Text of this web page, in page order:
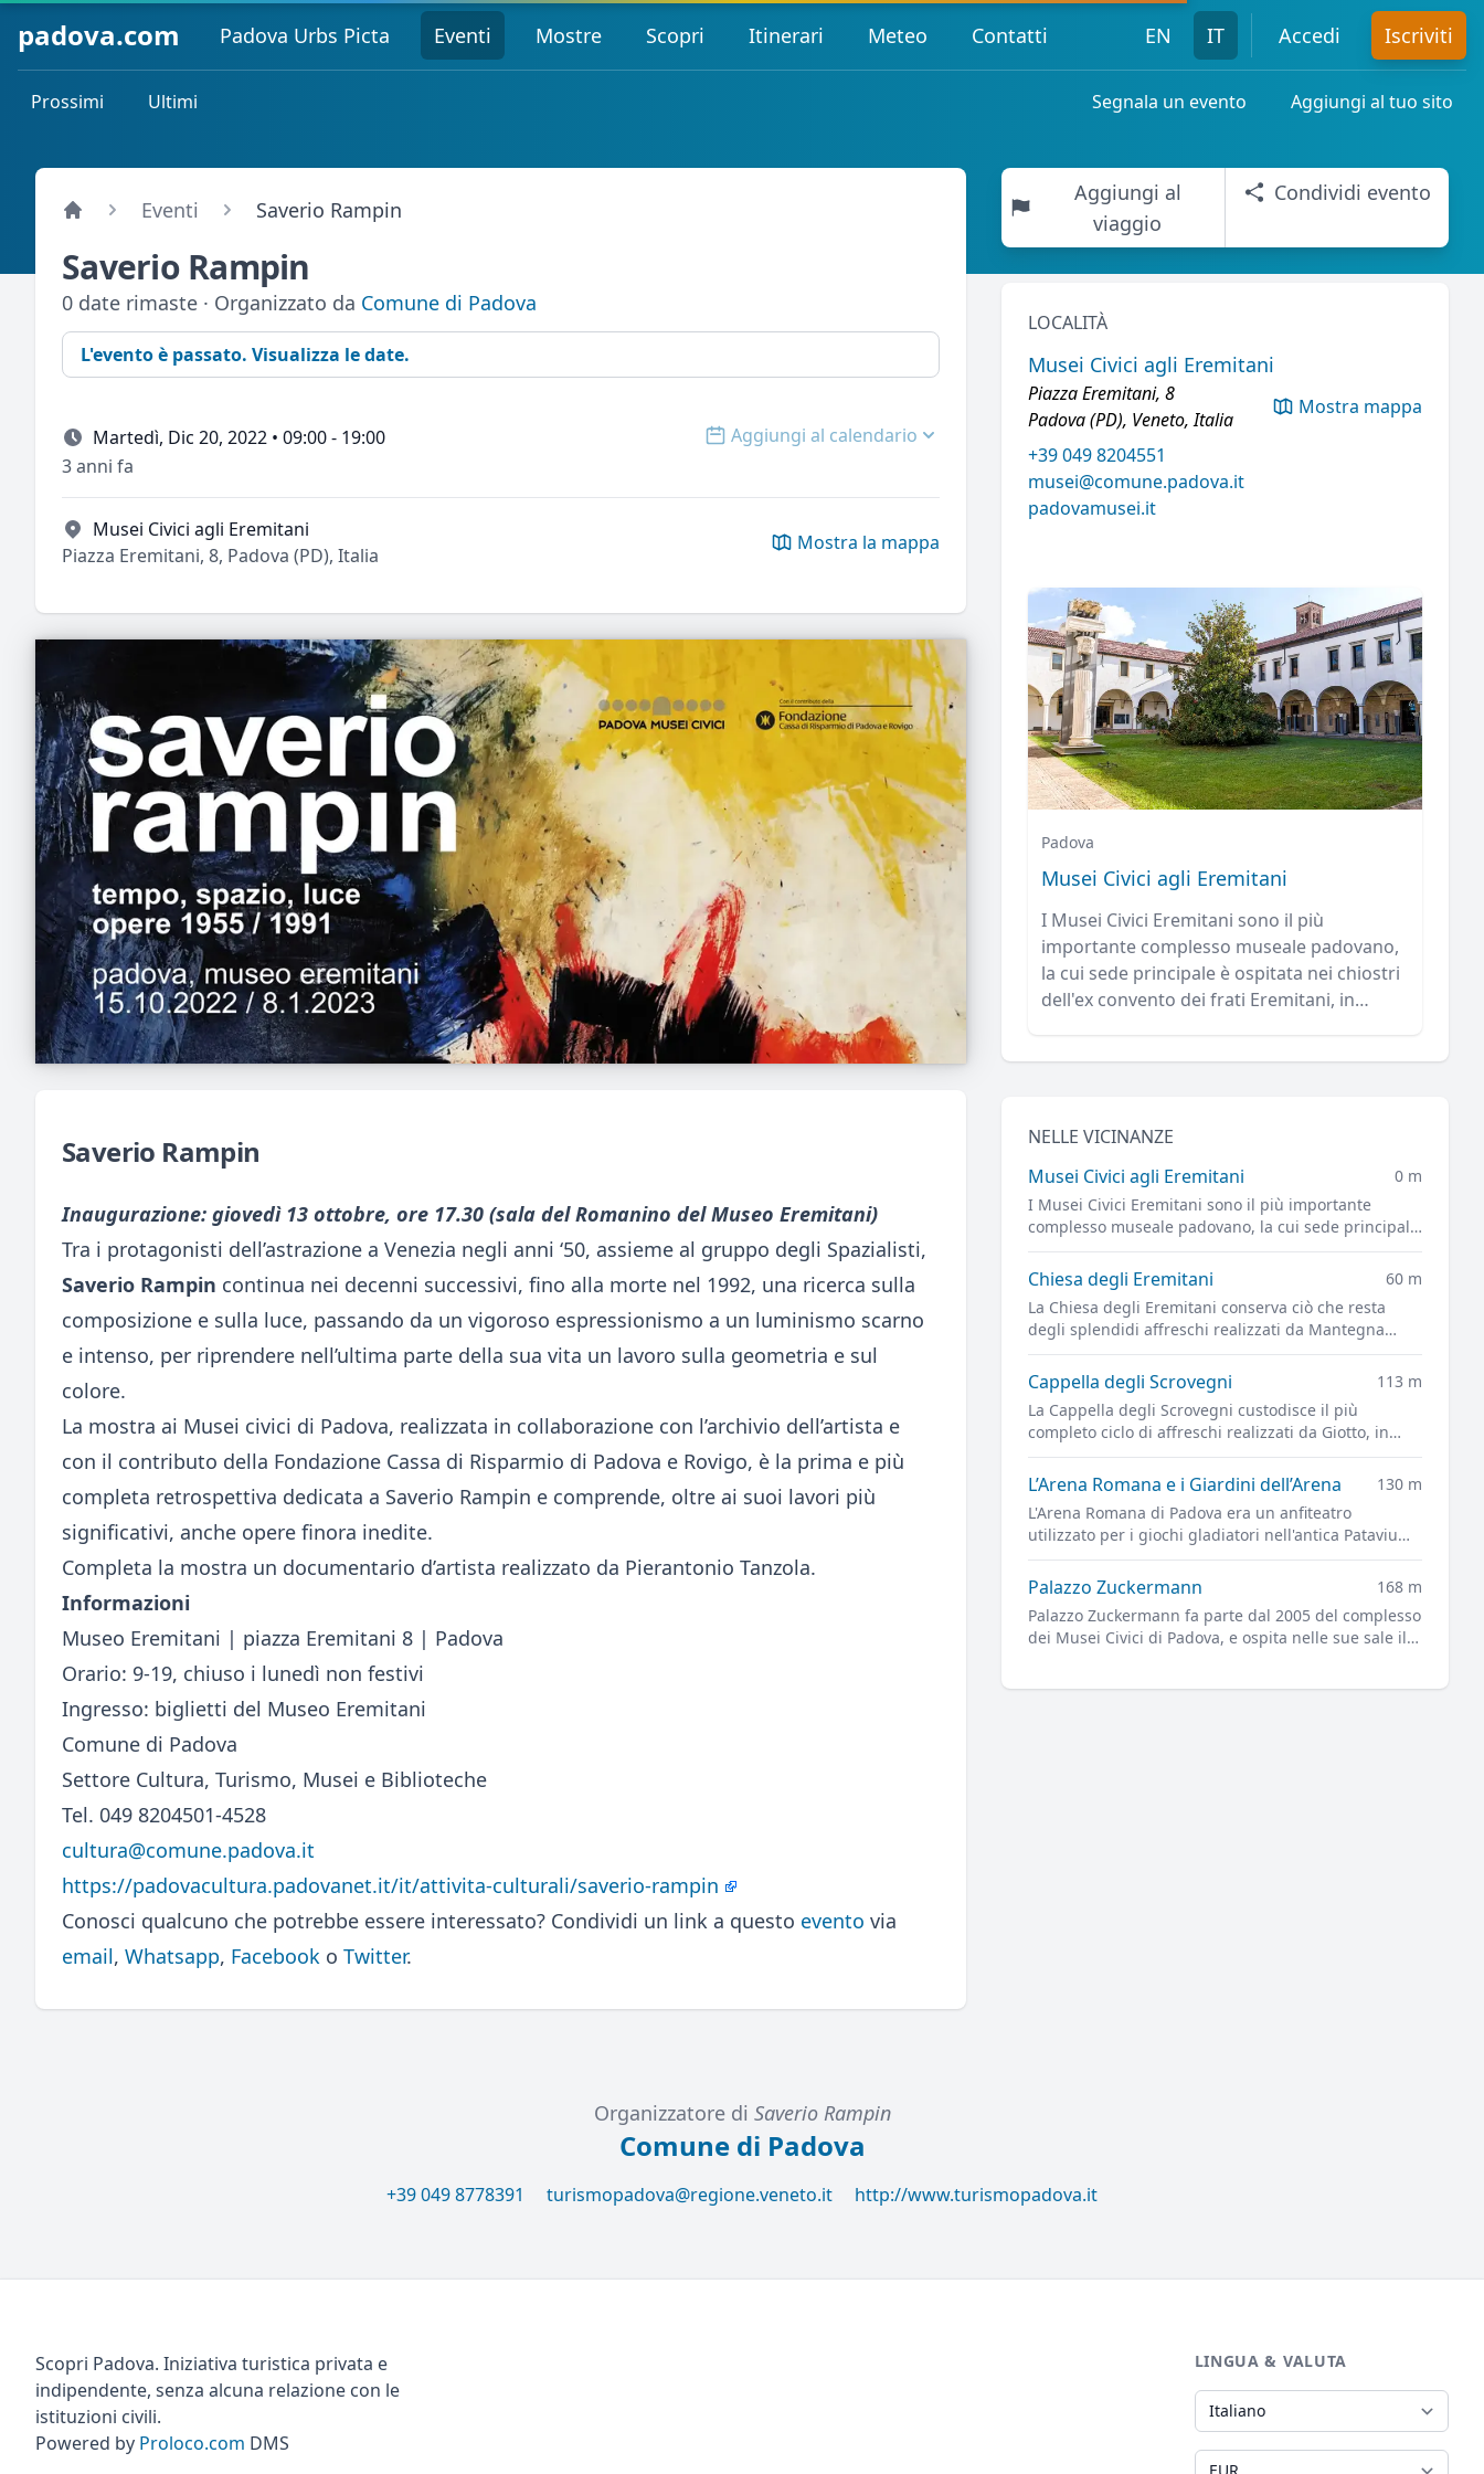
padova.com Padova Urbs Picta Eventi Mostre Scopri Itinerari Meteo Contatti EN IT Accedi Iscriviti
Prossimi Ultimi Segnala un evento Aggiungi al tuo sito
Eventi Saverio Rampin
Saverio Rampin
0 date rimaste · Organizzato da Comune di Padova
L'evento è passato. Visualizza le date.
Martedì, Dic 20, 2022 • 09:00 - 19:00 Open options
Aggiungi al calendario
3 anni fa
Musei Civici agli Eremitani
Piazza Eremitani, 8, Padova (PD), Italia
Mostra la mappa
Saverio Rampin
Inaugurazione: giovedì 13 ottobre, ore 17.30 (sala del Romanino del Museo Eremitani)
Tra i protagonisti dell’astrazione a Venezia negli anni ‘50, assieme al gruppo degli Spazialisti,
Saverio Rampin continua nei decenni successivi, fino alla morte nel 1992, una ricerca sulla
composizione e sulla luce, passando da un vigoroso espressionismo a un luminismo scarno
e intenso, per riprendere nell’ultima parte della sua vita un lavoro sulla geometria e sul
colore.
La mostra ai Musei civici di Padova, realizzata in collaborazione con l’archivio dell’artista e
con il contributo della Fondazione Cassa di Risparmio di Padova e Rovigo, è la prima e più
completa retrospettiva dedicata a Saverio Rampin e comprende, oltre ai suoi lavori più
significativi, anche opere finora inedite.
Completa la mostra un documentario d’artista realizzato da Pierantonio Tanzola.
Informazioni
Museo Eremitani | piazza Eremitani 8 | Padova
Orario: 9-19, chiuso i lunedì non festivi
Ingresso: biglietti del Museo Eremitani
Comune di Padova
Settore Cultura, Turismo, Musei e Biblioteche
Tel. 049 8204501-4528
cultura@comune.padova.it
https://padovacultura.padovanet.it/it/attivita-culturali/saverio-rampin
Conosci qualcuno che potrebbe essere interessato? Condividi un link a questo evento via
email, Whatsapp, Facebook o Twitter.
Aggiungi al
viaggio
Condividi evento
LOCALITÀ
Musei Civici agli Eremitani
Piazza Eremitani, 8
Padova (PD), Veneto, Italia
Mostra mappa
+39 049 8204551
musei@comune.padova.it
padovamusei.it
Padova
Musei Civici agli Eremitani
I Musei Civici Eremitani sono il più
importante complesso museale padovano,
la cui sede principale è ospitata nei chiostri
dell'ex convento dei frati Eremitani, in
NELLE VICINANZE
Musei Civici agli Eremitani
0 m
I Musei Civici Eremitani sono il più importante
complesso museale padovano, la cui sede principale
è ospitata nei chiostri dell'ex convento dei frati
Eremitani, in Piazza Eremitani.
Chiesa degli Eremitani
60 m
La Chiesa degli Eremitani conserva ciò che resta
degli splendidi affreschi realizzati da Mantegna
nella Cappella Ovetari, parzialmente distrutti dai
bombardamenti alleati del 1944
Cappella degli Scrovegni
113 m
La Cappella degli Scrovegni custodisce il più
completo ciclo di affreschi realizzati da Giotto, in
quello che è uno dei capolavori più importanti
dell'arte figurativa di tutti i tempi
L’Arena Romana e i Giardini dell’Arena
130 m
L'Arena Romana di Padova era un anfiteatro
utilizzato per i giochi gladiatori nell'antica Patavium.
L'impianto dell'Arena è ora alla base dei Giardini
dell'Arena, il principale parco cittadino.
Palazzo Zuckermann
168 m
Palazzo Zuckermann fa parte dal 2005 del complesso
dei Musei Civici di Padova, e ospita nelle sue sale il
Organizzatore di Saverio Rampin
Comune di Padova
+39 049 8778391 turismopadova@regione.veneto.it http://www.turismopadova.it
Scopri Padova. Iniziativa turistica privata e
indipendente, senza alcuna relazione con le
istituzioni civili.
Powered by Proloco.com DMS
LINGUA & VALUTA
Lingua
Valuta